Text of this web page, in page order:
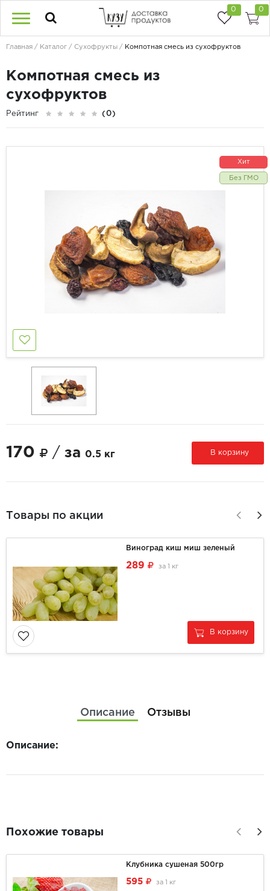
0 0
Главная Каталог Сухофрукты Компотная смесь из сухофруктов
Компотная смесь из
сухофруктов
Рейтинг (0)
Хит
Без ГМО
170 / за 0.5 кг В корзину
Товары по акции
Виноград киш миш зеленый
289 за 1 кг
В корзину
Описание Отзывы
Описание:
Похожие товары
Клубника сушеная 500гр
595 за 1 кг